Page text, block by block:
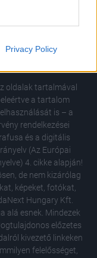
other
Privacy Policy
oldalak tartalmával
a tartalom
is – a
rendelkezései
és a digitális
(Az Európai
4. cikke alapján!
de nem kizárólag
képeket, fotókat,
Hungary Kft.
alá esnek. Mindezek
előzetes
kivezető linkeken
felelősséget,